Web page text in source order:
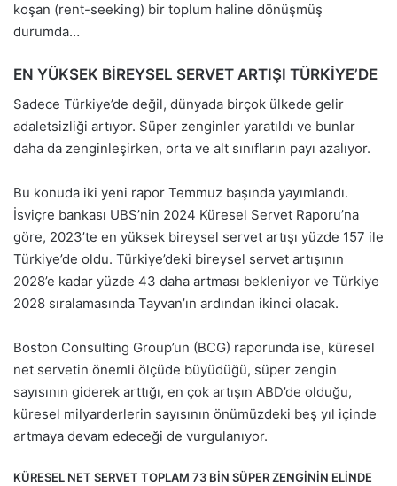
koşan (rent-seeking) bir toplum haline dönüşmüş
durumda…
EN YÜKSEK BİREYSEL SERVET ARTIŞI TÜRKİYE’DE
Sadece Türkiye’de değil, dünyada birçok ülkede gelir
adaletsizliği artıyor. Süper zenginler yaratıldı ve bunlar
daha da zenginleşirken, orta ve alt sınıfların payı azalıyor.
Bu konuda iki yeni rapor Temmuz başında yayımlandı.
İsviçre bankası UBS’nin 2024 Küresel Servet Raporu’na
göre, 2023’te en yüksek bireysel servet artışı yüzde 157 ile
Türkiye’de oldu. Türkiye’deki bireysel servet artışının
2028’e kadar yüzde 43 daha artması bekleniyor ve Türkiye
2028 sıralamasında Tayvan’ın ardından ikinci olacak.
Boston Consulting Group’un (BCG) raporunda ise, küresel
net servetin önemli ölçüde büyüdüğü, süper zengin
sayısının giderek arttığı, en çok artışın ABD’de olduğu,
küresel milyarderlerin sayısının önümüzdeki beş yıl içinde
artmaya devam edeceği de vurgulanıyor.
KÜRESEL NET SERVET TOPLAM 73 BİN SÜPER ZENGİNİN ELİNDE